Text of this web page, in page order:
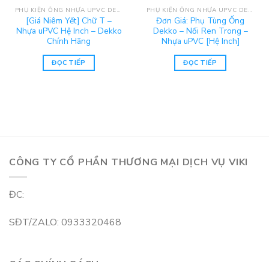
PHỤ KIỆN ỐNG NHỰA UPVC DEKKO
[Giá Niêm Yết] Chữ T –
Nhựa uPVC Hệ Inch – Dekko
Chính Hãng
ĐỌC TIẾP
PHỤ KIỆN ỐNG NHỰA UPVC DEKKO
Đơn Giá: Phụ Tùng Ống
Dekko – Nối Ren Trong –
Nhựa uPVC [Hệ Inch]
ĐỌC TIẾP
CÔNG TY CỔ PHẦN THƯƠNG MẠI DỊCH VỤ VIKI
ĐC:
SĐT/ZALO: 0933320468